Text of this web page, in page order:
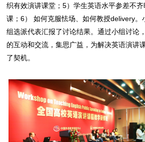
织有效演讲课堂；5）学生英语水平参差不
课；6） 如何克服怯场、如何教授delivery。
组选派代表汇报了讨论结果。通过小组讨论
的互动和交流，集思广益，为解决英语演讲
了契机。